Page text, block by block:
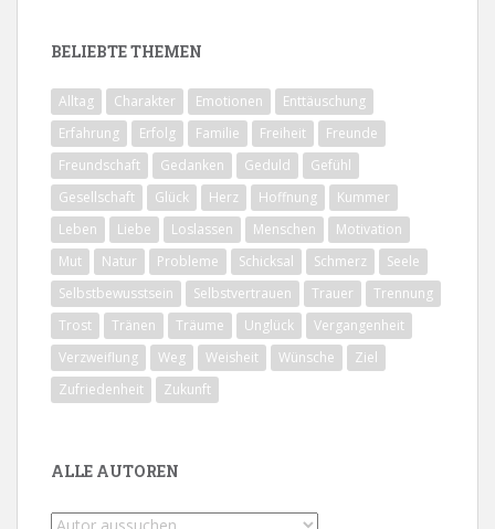
BELIEBTE THEMEN
Alltag Charakter Emotionen
Enttäuschung
Erfahrung
Erfolg Familie Freiheit
Freunde
Freundschaft
Gedanken Geduld
Gefühl
Gesellschaft
Glück Herz Hoffnung
Kummer
Leben
Liebe Loslassen Menschen
Motivation
Mut
Natur Probleme Schicksal Schmerz
Seele
Selbstbewusstsein
Selbstvertrauen Trauer
Trennung
Trost
Tränen Träume Unglück
Vergangenheit
Verzweiflung
Weg Weisheit Wünsche
Ziel
Zufriedenheit
Zukunft
ALLE AUTOREN